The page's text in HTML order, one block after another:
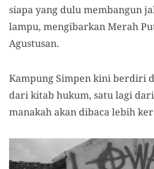
siapa yang dulu membangun
lampu, mengibarkan Merah
Agustusan.
Kampung Simpen kini berdiri
dari kitab hukum, satu lagi
manakah akan dibaca lebih